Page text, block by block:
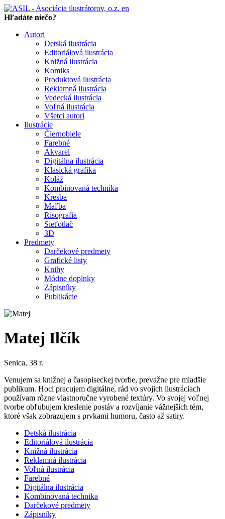
en
Hľadáte niečo?
Autori
Detská ilustrácia
Editoriálová ilustrácia
Knižná ilustrácia
Komiks
Produktová ilustrácia
Reklamná ilustrácia
Vedecká ilustrácia
Voľná ilustrácia
Všetci autori
Ilustrácie
Čiernobiele
Farebné
Akvarel
Digitálna ilustrácia
Klasická grafika
Koláž
Kombinovaná technika
Kresba
Maľba
Risografia
Sieťotlač
3D
Predmety
Darčekové predmety
Grafické listy
Knihy
Módne doplnky
Zápisníky
Publikácie
Matej Ilčík
Senica, 38 r.
Venujem sa knižnej a časopiseckej tvorbe, prevažne pre mladšie
publikum. Hoci pracujem digitálne, rád vo svojich ilustráciach
používam rôzne vlastnoručne vyrobené textúry. Vo svojej voľnej
tvorbe obľubujem kreslenie postáv a rozvíjanie vážnejších tém,
ktoré však zobrazujem s prvkami humoru, často až satiry.
Detská ilustrácia
Editoriálová ilustrácia
Knižná ilustrácia
Reklamná ilustrácia
Voľná ilustrácia
Farebné
Digitálna ilustrácia
Kombinovaná technika
Darčekové predmety
Zápisníky